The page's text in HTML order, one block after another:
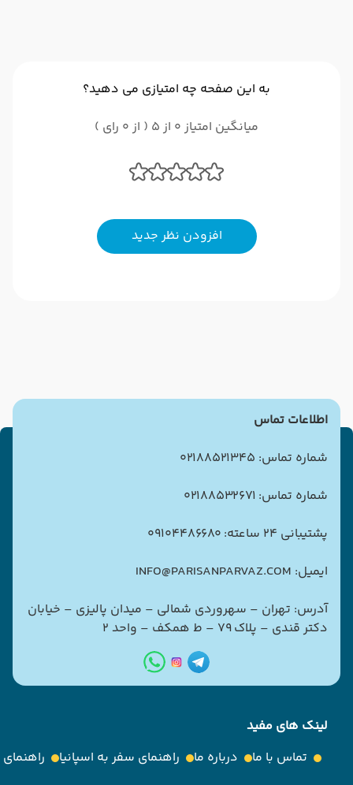
به این صفحه چه امتیازی می دهید؟
میانگین امتیاز 0 از 5 ( از 0 رای )
افزودن نظر جدید
اطلاعات تماس
شماره تماس: 02188521345
شماره تماس: 02188532671
پشتیبانی 24 ساعته: 09104486680
ایمیل: INFO@PARISANPARVAZ.COM
آدرس: تهران – سهروردی شمالی – میدان پالیزی – خیابان
دکتر قندی – پلاک ۷۹ – ط همکف – واحد ۲
لینک های مفید
تماس با ما
درباره ما راهنمای سفر به اسپانیا